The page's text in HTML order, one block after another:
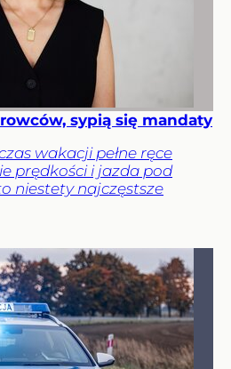
sypią się mandaty
wakacji pełne ręce
prędkości i jazda pod
niestety najczęstsze